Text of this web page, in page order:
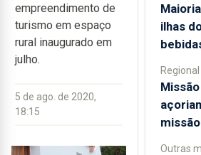
empreendimento de
turismo em espaço
rural inaugurado em
julho.
5 de ago. de 2020,
18:15
ilhas
Regional
Outras